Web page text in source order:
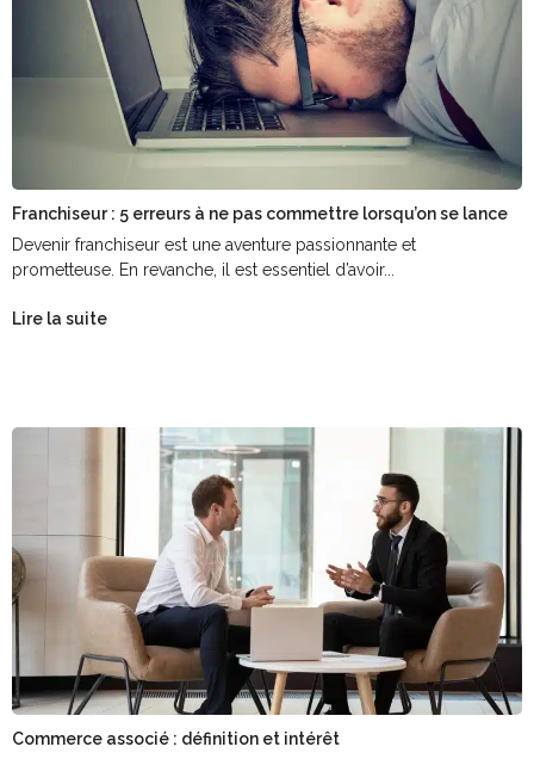
Franchiseur : 5 erreurs à ne pas commettre lorsqu’on se lance
Devenir franchiseur est une aventure passionnante et
prometteuse. En revanche, il est essentiel d’avoir...
Lire la suite
Commerce associé : définition et intérêt